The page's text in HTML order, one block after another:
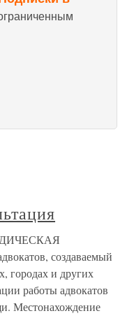
создаваемый
городах и других
работы адвокатов
Местонахождение